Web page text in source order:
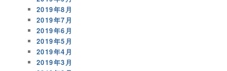
2019年8月
2019年7月
2019年6月
2019年5月
2019年4月
2019年3月